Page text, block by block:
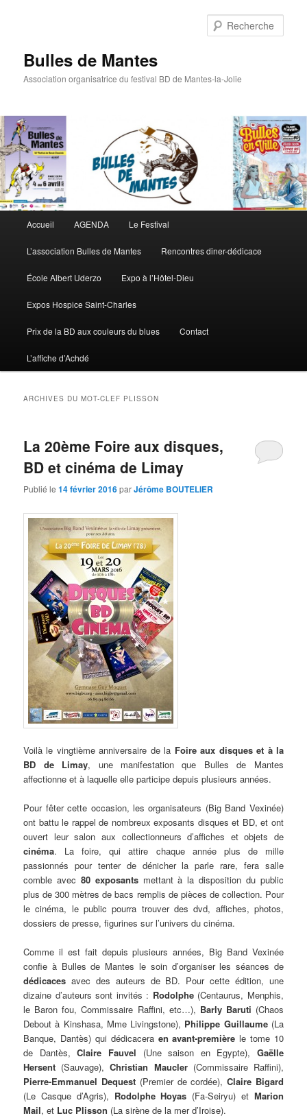
Bulles de Mantes
Association organisatrice du festival BD de Mantes-la-Jolie
Aller au contenu principal
Aller au contenu secondaire
Accueil AGENDA Le Festival
L’association Bulles de Mantes Rencontres diner-dédicace
École Albert Uderzo Expo à l’Hôtel-Dieu
Expos Hospice Saint-Charles
Prix de la BD aux couleurs du blues Contact
L’affiche d’Achdé
ARCHIVES DU MOT-CLEF PLISSON
La 20ème Foire aux disques,
BD et cinéma de Limay
Publié le14 février 2016parJérôme BOUTELIER
Voilà le vingtième anniversaire de la Foire aux disques et à la
BD de Limay, une manifestation que Bulles de Mantes
affectionne et à laquelle elle participe depuis plusieurs années.
Pour fêter cette occasion, les organisateurs (Big Band Vexinée)
ont battu le rappel de nombreux exposants disques et BD, et ont
ouvert leur salon aux collectionneurs d’affiches et objets de
cinéma. La foire, qui attire chaque année plus de mille
passionnés pour tenter de dénicher la parle rare, fera salle
comble avec 80 exposantsmettant à la disposition du public
plus de 300 mètres de bacs remplis de pièces de collection. Pour
le cinéma, le public pourra trouver des dvd, affiches, photos,
dossiers de presse, figurines sur l’univers du cinéma.
Comme il est fait depuis plusieurs années, Big Band Vexinée
confie à Bulles de Mantes le soin d’organiser les séances de
dédicaces avec des auteurs de BD. Pour cette édition, une
dizaine d’auteurs sont invités : Rodolphe(Centaurus, Menphis,
le Baron fou, Commissaire Raffini, etc…), Barly Baruti (Chaos
Debout à Kinshasa, Mme Livingstone), Philippe Guillaume(La
Banque, Dantès) qui dédicacera en avant-première le tome 10
de Dantès,Claire Fauvel (Une saison en Egypte), Gaëlle
Hersent (Sauvage),Christian Maucler(Commissaire Raffini),
Pierre-Emmanuel Dequest(Premier de cordée),Claire Bigard
(Le Casque d’Agris), Rodolphe Hoyas (Fa-Seiryu) et Marion
Mail, et Luc Plisson (La sirène de la mer d’Iroise).